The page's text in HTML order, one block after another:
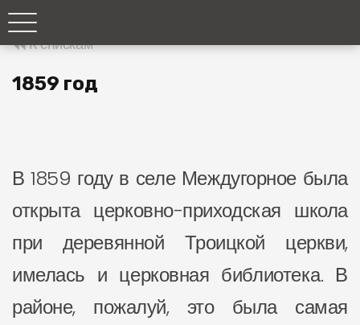
К спискам
1859 год
В 1859 году в селе Междугорное была
открыта церковно-приходская школа
при деревянной Троицкой церкви,
имелась и церковная библиотека. В
районе, пожалуй, это была самая